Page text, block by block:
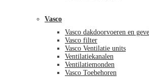
Vasco
Vasco dakdoorvoeren en
Vasco filter
Vasco Ventilatie units
Ventilatiekanalen
Ventilatiemonden
Vasco Toebehoren